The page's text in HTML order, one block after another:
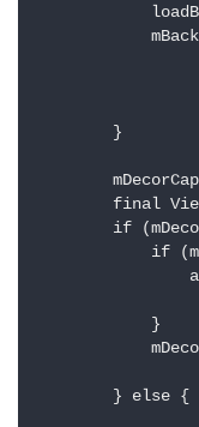
        }
final
if
if
            }
        } else {